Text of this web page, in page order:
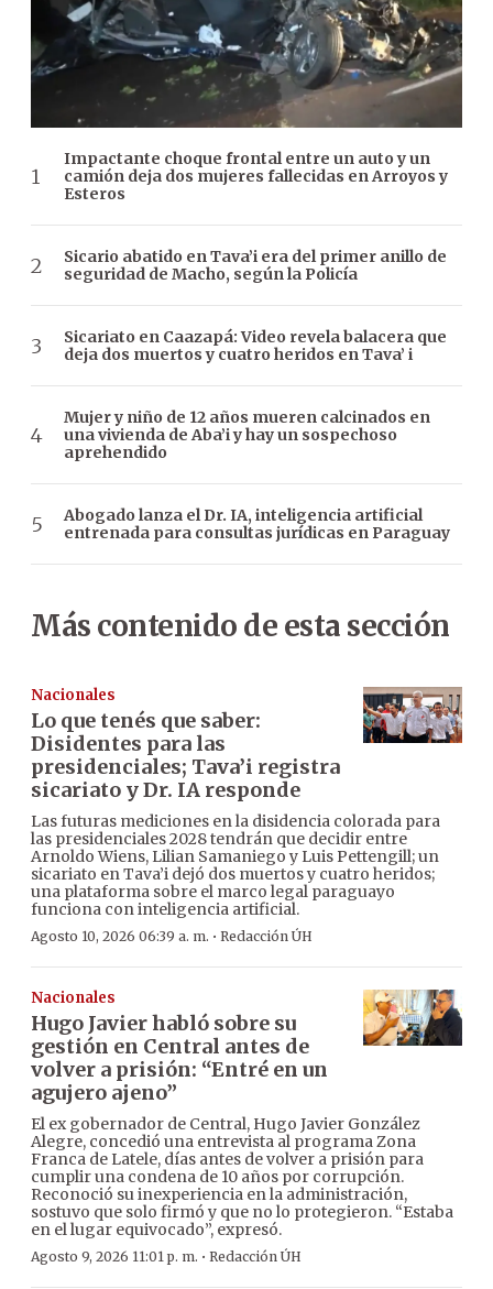
Impactante choque frontal entre un auto y un
camión deja dos mujeres fallecidas en Arroyos y
Esteros
Sicario abatido en Tava’i era del primer anillo de
seguridad de Macho, según la Policía
Sicariato en Caazapá: Video revela balacera que
deja dos muertos y cuatro heridos en Tava’ i
Mujer y niño de 12 años mueren calcinados en
una vivienda de Aba’i y hay un sospechoso
aprehendido
Abogado lanza el Dr. IA, inteligencia artificial
entrenada para consultas jurídicas en Paraguay
Más contenido de esta sección
Nacionales
Lo que tenés que saber:
Disidentes para las
presidenciales; Tava’i registra
sicariato y Dr. IA responde
Las futuras mediciones en la disidencia colorada para
las presidenciales 2028 tendrán que decidir entre
Arnoldo Wiens, Lilian Samaniego y Luis Pettengill; un
sicariato en Tava’i dejó dos muertos y cuatro heridos;
una plataforma sobre el marco legal paraguayo
funciona con inteligencia artificial.
Agosto 10, 2026 06:39 a. m. · Redacción ÚH
Nacionales
Hugo Javier habló sobre su
gestión en Central antes de
volver a prisión: “Entré en un
agujero ajeno”
El ex gobernador de Central, Hugo Javier González
Alegre, concedió una entrevista al programa Zona
Franca de Latele, días antes de volver a prisión para
cumplir una condena de 10 años por corrupción.
Reconoció su inexperiencia en la administración,
sostuvo que solo firmó y que no lo protegieron. “Estaba
en el lugar equivocado”, expresó.
Agosto 9, 2026 11:01 p. m. · Redacción ÚH